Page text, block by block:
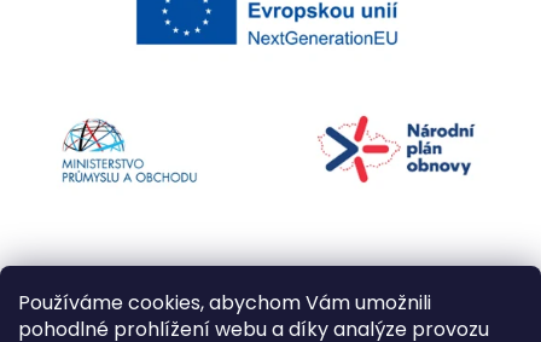
Používáme cookies, abychom Vám umožnili
pohodlné prohlížení webu a díky analýze provozu